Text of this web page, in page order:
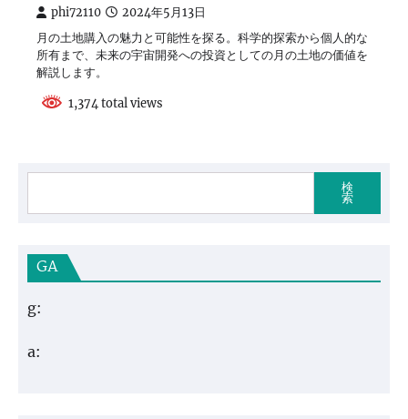
phi72110 2024年5月13日
月の土地購入の魅力と可能性を探る。科学的探索から個人的な
所有まで、未来の宇宙開発への投資としての月の土地の価値を
解説します。
1,374 total views
検
索
GA
g:
a: